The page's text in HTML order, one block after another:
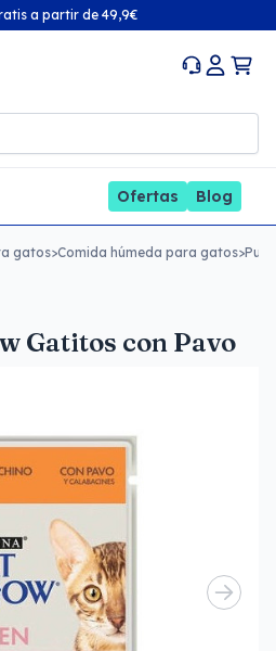
a partir de 49,9€
Ofertas Blog
gatos>Comida húmeda para gatos>
Gatitos con Pavo